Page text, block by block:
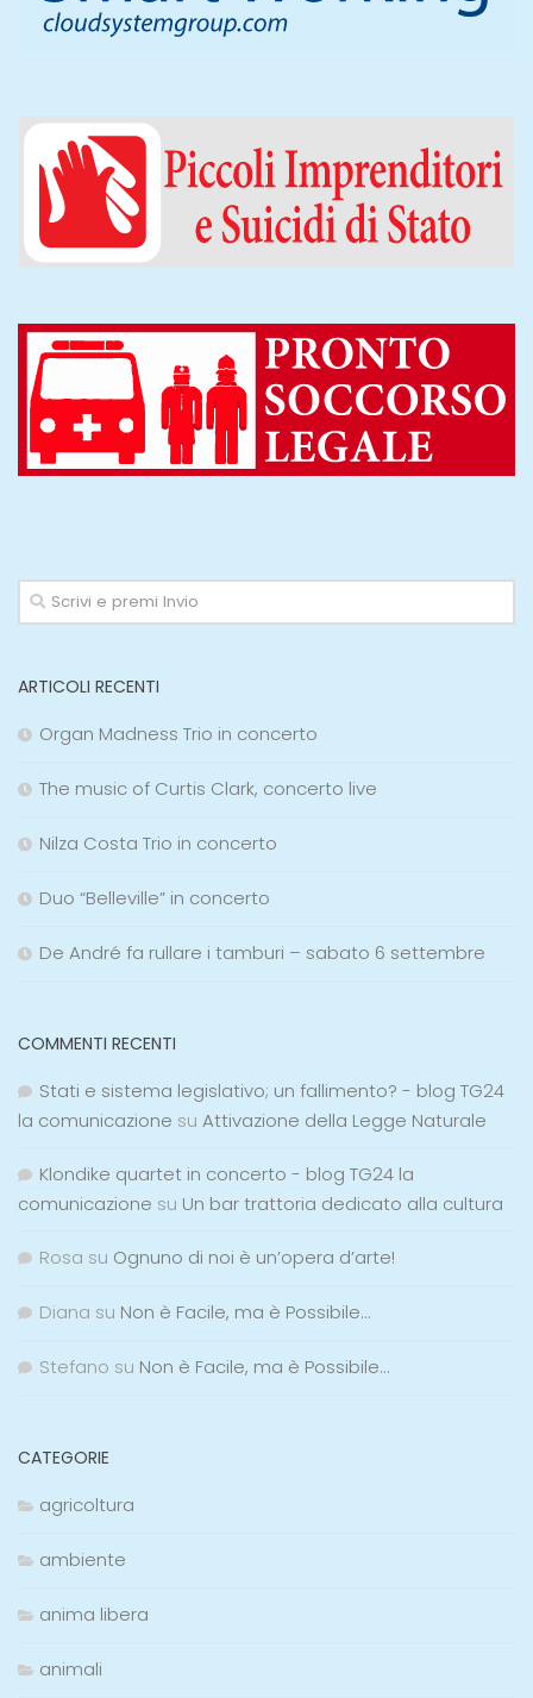
ARTICOLI RECENTI
Organ Madness Trio in concerto
The music of Curtis Clark, concerto live
Nilza Costa Trio in concerto
Duo “Belleville” in concerto
De André fa rullare i tamburi – sabato 6 settembre
COMMENTI RECENTI
Stati e sistema legislativo; un fallimento? - blog TG24
la comunicazione su Attivazione della Legge Naturale
Klondike quartet in concerto - blog TG24 la
comunicazione su Un bar trattoria dedicato alla cultura
Rosa su Ognuno di noi è un’opera d’arte!
Diana su Non è Facile, ma è Possibile…
Stefano su Non è Facile, ma è Possibile…
CATEGORIE
agricoltura
ambiente
anima libera
animali